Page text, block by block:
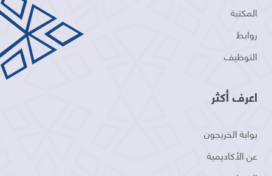
المكتبة
روابط
التوظيف
اعرف أكثر
بوابة الخريجون
عن الأكاديمية